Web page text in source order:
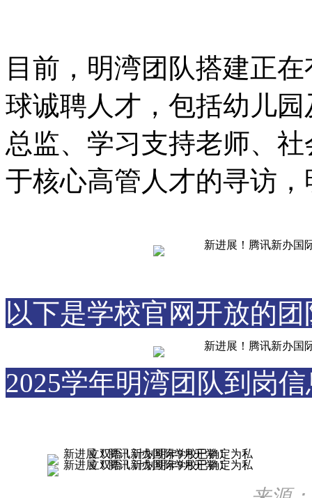
目前，明湾团队搭建正
球诚聘人才，包括幼儿
总监、学习支持老师、
于核心高管人才的寻访
以下是学校官网开放的
2025学年明湾团队到岗